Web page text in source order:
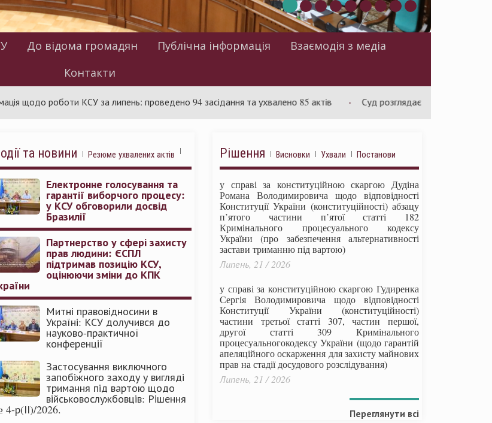
До відома громадян Публічна інформація
Взаємодія з медіа
Контакти
роботи КСУ за липень: проведено 94 засідання та ухвалено 85 актів Суд розглядає справу щодо обмежень
та новини Резюме ухвалених актів
Електронне голосування та
гарантії виборчого процесу:
у КСУ обговорили досвід
Бразилії
Партнерство у сфері захисту
прав людини: ЄСПЛ
підтримав позицію КСУ,
оцінюючи зміни до КПК
Митні правовідносини в
Україні: КСУ долучився до
науково-практичної
конференції
Застосування виключного
запобіжного заходу у вигляді
тримання під вартою щодо
військовослужбовців: Рішення
р(ІІ)/2026.
Рішення Висновки Ухвали Постанови
у справі за конституційною скаргою Дудіна
Романа Володимировича щодо відповідності
Конституції України (конституційності) абзацу
п’ятого частини п’ятої статті 182
Кримінального процесуального кодексу
України (про забезпечення альтернативності
застави триманню під вартою)
Липень, 21 / 2026
у справі за конституційною скаргою Гудиренка
Сергія Володимировича щодо відповідності
Конституції України (конституційності)
частини третьої статті 307, частин першої,
другої статті 309 Кримінального
процесуальногокодексу України (щодо гарантій
апеляційного оскарження для захисту майнових
прав на стадії досудового розслідування)
Липень, 21 / 2026
Переглянути всі